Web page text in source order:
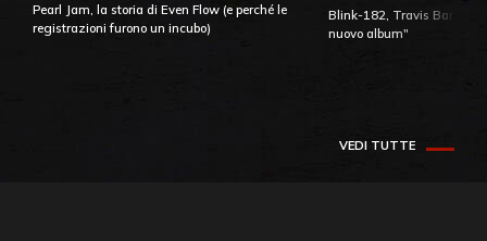
Pearl Jam, la storia di Even Flow (e perché le
registrazioni furono un incubo)
Blink-182, Travis Barker:
nuovo album"
VEDI TUTTE